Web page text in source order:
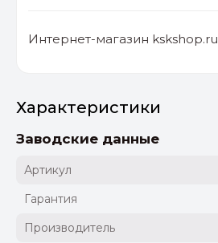
Интернет-магазин kskshop.ru
Характеристики
Заводские данные
Артикул
Гарантия
Производитель